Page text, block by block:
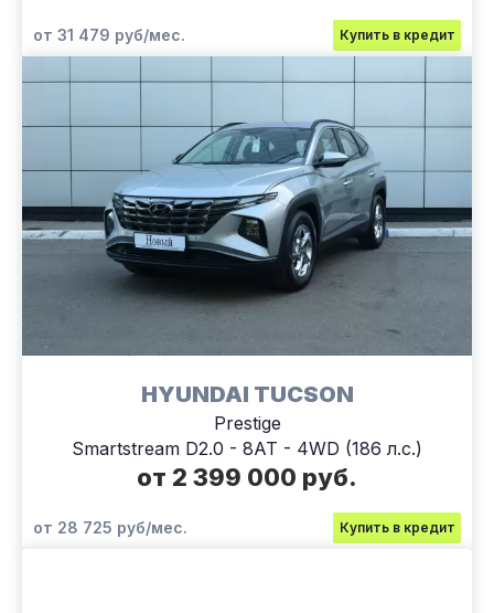
от 31 479 руб/мес. Купить в кредит
HYUNDAI TUCSON
Prestige
Smartstream D2.0 - 8AT - 4WD (186 л.с.)
от 2 399 000 руб.
от 28 725 руб/мес. Купить в кредит